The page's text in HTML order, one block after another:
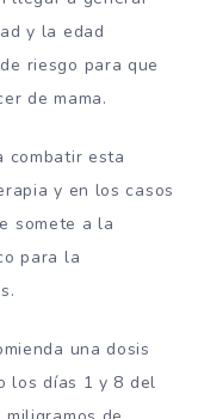
y la edad
riesgo para que
de mama.
combatir esta
y en los casos
somete a la
para la
una dosis
los días 1 y 8 del